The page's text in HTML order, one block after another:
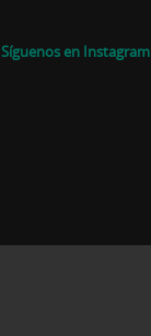
Síguenos en Instagram